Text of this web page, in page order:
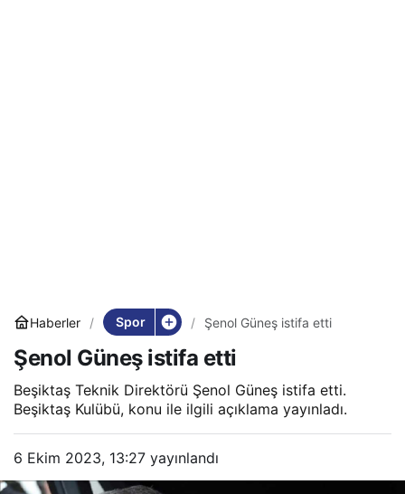
Haberler Spor Şenol Güneş istifa etti
Şenol Güneş istifa etti
Beşiktaş Teknik Direktörü Şenol Güneş istifa etti.
Beşiktaş Kulübü, konu ile ilgili açıklama yayınladı.
6 Ekim 2023, 13:27 yayınlandı